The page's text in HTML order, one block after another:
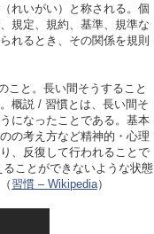
れいがい）と称される。個
規定、規約、基準、規準な
れるとき、その関係を規則
こと。長い間そうすること
概説 / 習慣とは、長い間そ
になったことである。基本
の考え方など精神的・心理
、反復して行われることで
ことができないような状態
習慣 – Wikipedia）